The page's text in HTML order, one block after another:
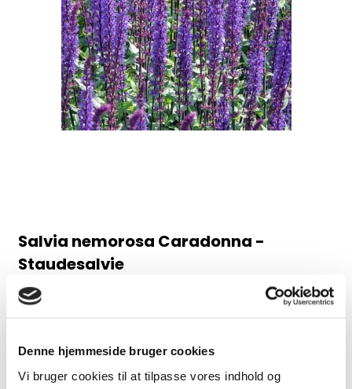
Denne hjemmeside bruger cookies
Vi bruger cookies til at tilpasse vores indhold og
Salvia nemorosa Caradonna -
Staudesalvie
98AB
30,00 DKK